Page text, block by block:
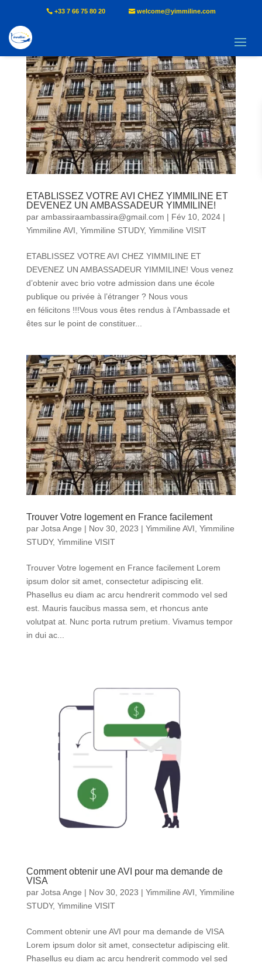
+33 7 66 75 80 20 welcome@yimmiline.com
ETABLISSEZ VOTRE AVI CHEZ YIMMILINE ET
DEVENEZ UN AMBASSADEUR YIMMILINE!
par ambassiraambassira@gmail.com | Fév 10, 2024|
Yimmiline AVI Yimmiline STUDY, Yimmiline VISIT
ETABLISSEZ VOTRE AVI CHEZ YIMMILINE ET
DEVENEZ UN AMBASSADEUR YIMMILINE! Vous venez
d’obtenir avec brio votre admission dans une école
publique ou privée à l’étranger ? Nous vous
en félicitons !!!Vous vous êtes rendus à l’Ambassade et
êtes sur le point de constituer...
Trouver Votre logement en France facilement
par Jotsa Ange | Nov 30, 2023 | Yimmiline AVI Yimmiline
STUDY, Yimmiline VISIT
Trouver Votre logement en France facilement Lorem
ipsum dolor sit amet, consectetur adipiscing elit.
Phasellus eu diam ac arcu hendrerit commodo vel sed
est. Mauris faucibus massa sem, et rhoncus ante
volutpat at. Nunc porta rutrum pretium. Vivamus tempor
in dui ac...
Comment obtenir une AVI pour ma demande de
VISA
par Jotsa Ange | Nov 30, 2023 | Yimmiline AVI Yimmiline
STUDY, Yimmiline VISIT
Comment obtenir une AVI pour ma demande de VISA
Lorem ipsum dolor sit amet, consectetur adipiscing elit.
Phasellus eu diam ac arcu hendrerit commodo vel sed